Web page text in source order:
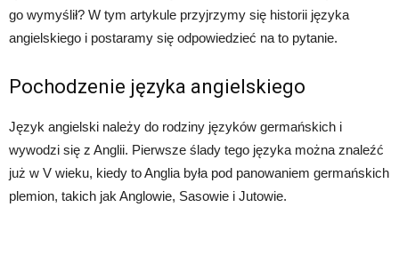
go wymyślił? W tym artykule przyjrzymy się historii języka
angielskiego i postaramy się odpowiedzieć na to pytanie.
Pochodzenie języka angielskiego
Język angielski należy do rodziny języków germańskich i
wywodzi się z Anglii. Pierwsze ślady tego języka można znaleźć
już w V wieku, kiedy to Anglia była pod panowaniem germańskich
plemion, takich jak Anglowie, Sasowie i Jutowie.